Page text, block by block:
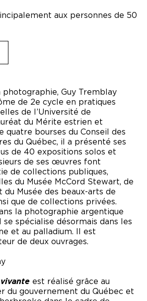
aux personnes de 50
Guy Tremblay
de 2e cycle en pratiques
de l’Université de
du Mérite estrien et
quatre bourses du Conseil des
du Québec, il a présenté ses
de 40 expositions solos et
de ses œuvres font
de collections publiques,
du Musée McCord Stewart, de
du Musée des beaux-arts de
que de collections privées.
la photographie argentique
spécialise désormais dans les
et au palladium. Il est
de deux ouvrages.
est réalisé grâce au
du gouvernement du Québec et